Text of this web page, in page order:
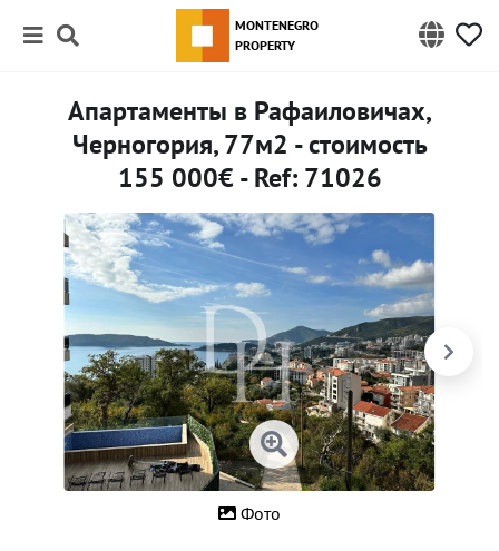
MONTENEGRO
PROPERTY
Апартаменты в Рафаиловичах,
Черногория, 77м2 - стоимость
155 000€ - Ref: 71026
Фото